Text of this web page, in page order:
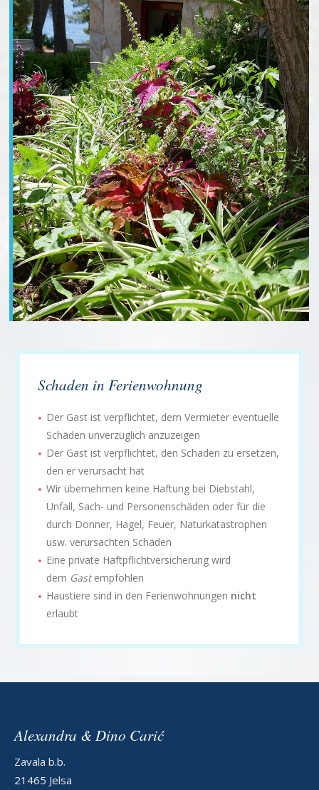
Schaden in Ferienwohnung
Der Gast ist verpflichtet, dem Vermieter eventuelle
Schäden unverzüglich anzuzeigen
Der Gast ist verpflichtet, den Schaden zu ersetzen,
den er verursacht hat
Wir übernehmen keine Haftung bei Diebstahl,
Unfall, Sach- und Personenschäden oder für die
durch Donner, Hagel, Feuer, Naturkatastrophen
usw. verursachten Schäden
Eine private Haftpflichtversicherung wird
dem Gastempfohlen
Haustiere sind in den Ferienwohnungen nicht
erlaubt
Alexandra & Dino Carić
Zavala b.b.
21465 Jelsa